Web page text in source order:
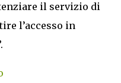
il servizio di
l’accesso in